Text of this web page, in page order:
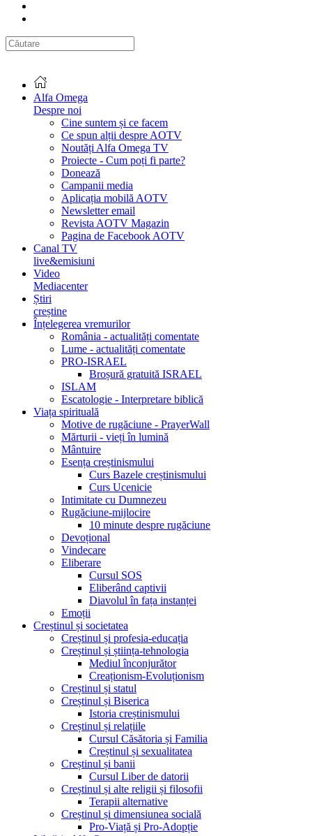
Alfa Omega
Despre noi
Cine suntem și ce facem
Ce spun alții despre AOTV
Noutăți Alfa Omega TV
Proiecte - Cum poți fi parte?
Donează
Campanii media
Aplicația mobilă AOTV
Newsletter email
Revista AOTV Magazin
Pagina de Facebook AOTV
Canal TV
live&emisiuni
Video
Mediacenter
Știri
creștine
Înțelegerea vremurilor
România - actualități comentate
Lume - actualități comentate
PRO-ISRAEL
Broșură gratuită ISRAEL
ISLAM
Escatologie - Interpretare biblică
Viața spirituală
Motive de rugăciune - PrayerWall
Mărturii - vieți în lumină
Mântuire
Esența creștinismului
Curs Bazele creștinismului
Curs Ucenicie
Intimitate cu Dumnezeu
Rugăciune-mijlocire
10 minute despre rugăciune
Devoțional
Vindecare
Eliberare
Cursul SOS
Eliberând captivii
Diavolul în fața instanței
Emoții
Creștinul și societatea
Creștinul și profesia-educația
Creștinul și știința-tehnologia
Mediul înconjurător
Creaționism-Evoluționism
Creștinul și statul
Creștinul și Biserica
Istoria creștinismului
Creștinul și relațiile
Cursul Căsătoria și Familia
Creștinul și sexualitatea
Creștinul și banii
Cursul Liber de datorii
Creștinul și alte religii și filosofii
Terapii alternative
Creștinul și dimensiunea socială
Pro-Viață și Pro-Adopție